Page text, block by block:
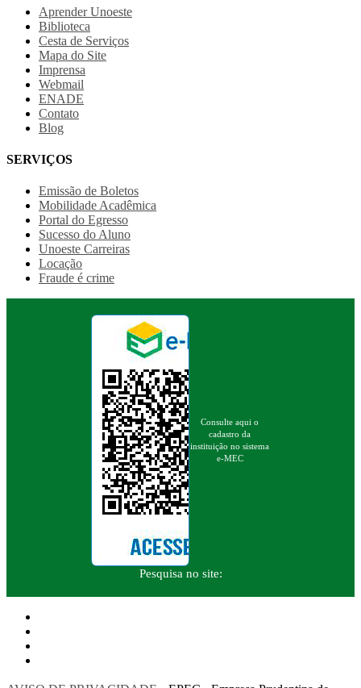
Aprender Unoeste
Biblioteca
Cesta de Serviços
Mapa do Site
Imprensa
Webmail
ENADE
Contato
Blog
SERVIÇOS
Emissão de Boletos
Mobilidade Acadêmica
Portal do Egresso
Sucesso do Aluno
Unoeste Carreiras
Locação
Fraude é crime
Consulte aqui o
cadastro da
instituição no sistema
e-MEC
Pesquisa no site: